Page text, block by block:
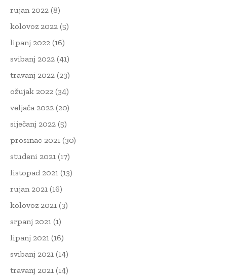
rujan 2022 (8)
kolovoz 2022 (5)
lipanj 2022 (16)
svibanj 2022 (41)
travanj 2022 (23)
ožujak 2022 (34)
veljača 2022 (20)
siječanj 2022 (5)
prosinac 2021 (30)
studeni 2021 (17)
listopad 2021 (13)
rujan 2021 (16)
kolovoz 2021 (3)
srpanj 2021 (1)
lipanj 2021 (16)
svibanj 2021 (14)
travanj 2021 (14)